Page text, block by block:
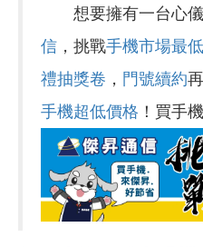
想要擁有一台心儀
信 ，挑戰手機市場最
禮抽獎卷 ， 門號續約
手機超低價格 ！買手